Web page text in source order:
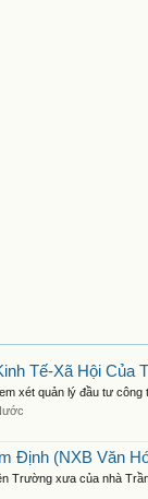
Tế-Xã Hội Của
xét quản lý đầu tư công
Định (NXB Văn
Trường xưa của nhà